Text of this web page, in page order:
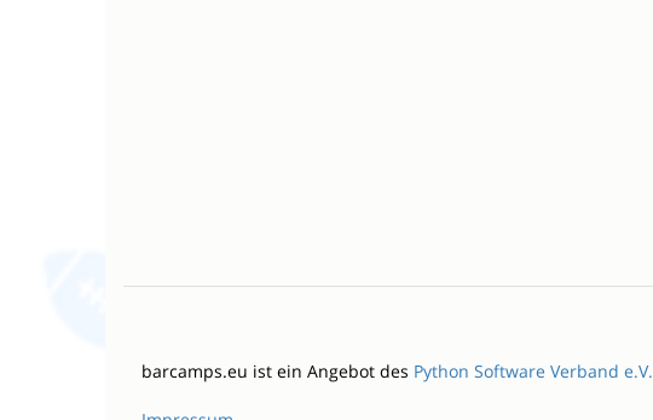
barcamps.eu ist ein Angebot des Python Software Verband e.V.